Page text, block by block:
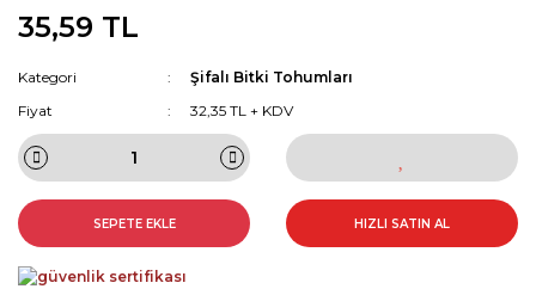
35,59 TL
Kategori
Şifalı Bitki Tohumları
Fiyat
32,35 TL + KDV
SEPETE EKLE HIZLI SATIN AL